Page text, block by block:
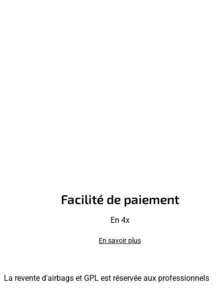
Facilité de paiement
En 4x
En savoir plus
La revente d'airbags et GPL est réservée aux professionnels